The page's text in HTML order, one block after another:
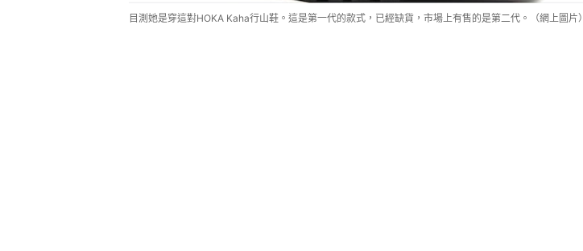
目測她是穿這對HOKA Kaha行山鞋。這是第一代的款式，已經缺貨，市場上有售的是第二代。（網上圖片）